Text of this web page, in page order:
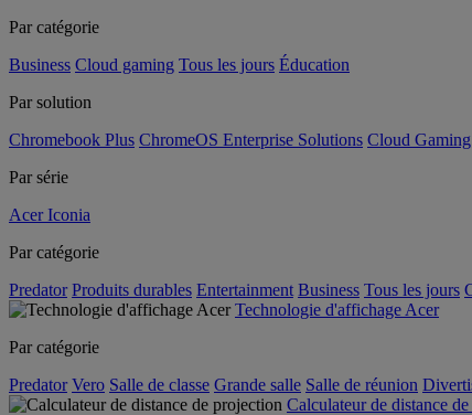
Par catégorie
Business Cloud gaming Tous les jours Éducation
Par solution
Chromebook Plus ChromeOS Enterprise Solutions Cloud
Par série
Acer Iconia
Par catégorie
Predator Produits durables Entertainment Business Tous les jours
Technologie d'affichage Acer
Par catégorie
Predator Vero Salle de classe Grande salle Salle de réunion
Calculateur de distance